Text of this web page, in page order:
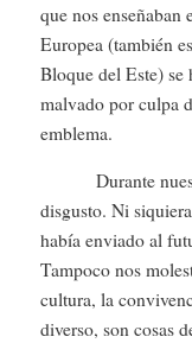
que nos enseñaban
Europea (también
Bloque del Este)
malvado por culpa
emblema.
Durante
disgusto. Ni
había enviado al
Tampoco nos
cultura, la
diverso, son cosas